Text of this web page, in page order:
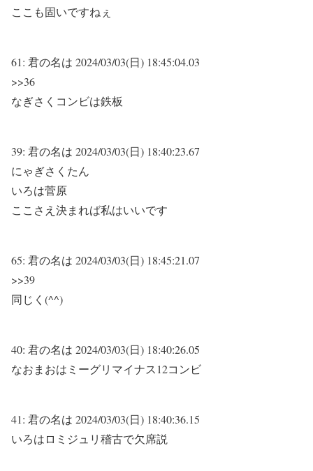
ここも固いですねぇ
61: 君の名は 2024/03/03(日) 18:45:04.03
>>36
なぎさくコンビは鉄板
39: 君の名は 2024/03/03(日) 18:40:23.67
にゃぎさくたん
いろは菅原
ここさえ決まれば私はいいです
65: 君の名は 2024/03/03(日) 18:45:21.07
>>39
同じく(^^)
40: 君の名は 2024/03/03(日) 18:40:26.05
なおまおはミーグリマイナス12コンビ
41: 君の名は 2024/03/03(日) 18:40:36.15
いろはロミジュリ稽古で欠席説